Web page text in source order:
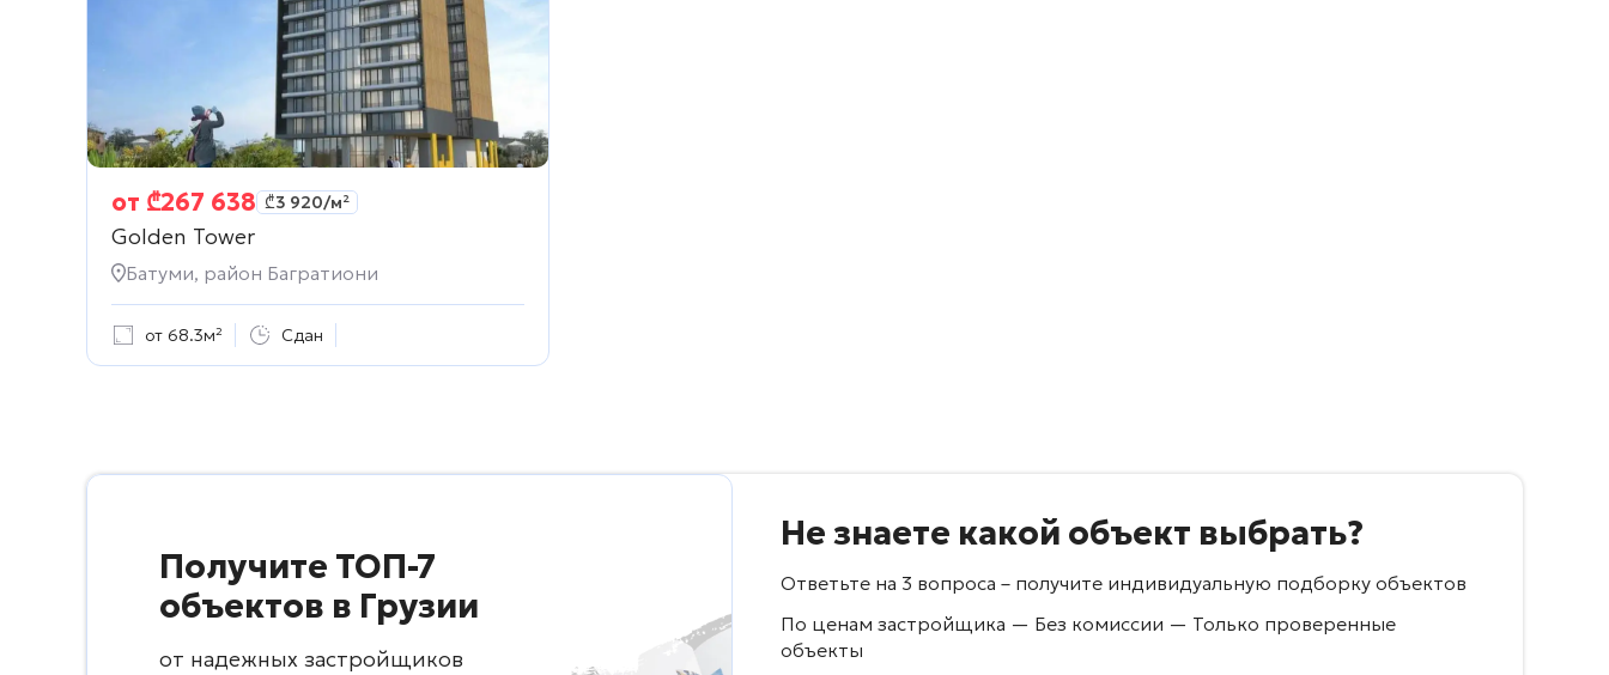
от ₾267 638 ₾3 920/м²
Golden Tower
Батуми, район Багратиони
от 68.3м² Сдан
Получите ТОП-7
объектов в Грузии
от надежных застройщиков
Не знаете какой объект выбрать?
Ответьте на 3 вопроса – получите индивидуальную подборку объектов
По ценам застройщика — Без комиссии — Только проверенные
объекты